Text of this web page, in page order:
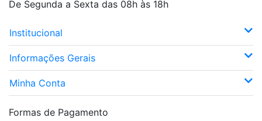
De Segunda a Sexta das 08h às 18h
Institucional
Informações Gerais
Minha Conta
Formas de Pagamento